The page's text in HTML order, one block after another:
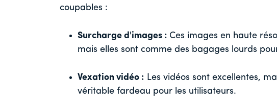
coupables :
Surcharge d'images : Ces images en haute
mais elles sont comme des bagages lourds
Vexation vidéo : Les vidéos sont excellentes,
véritable fardeau pour les utilisateurs.